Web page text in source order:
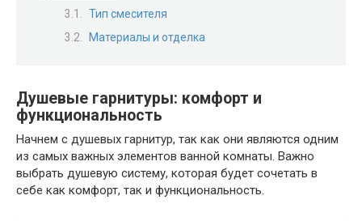
Тип смесителя
Материалы и отделка
Душевые гарнитуры: комфорт и
функциональность
Начнем с душевых гарнитур, так как они являются одним
из самых важных элементов ванной комнаты. Важно
выбрать душевую систему, которая будет сочетать в
себе как комфорт, так и функциональность.